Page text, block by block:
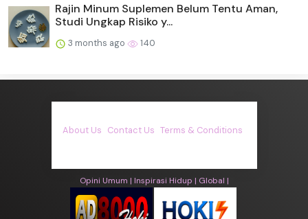
Rajin Minum Suplemen Belum Tentu Aman,
Studi Ungkap Risiko y...
3 months ago 140
About Us Contact Us Terms & Conditions
Opini Umum | Inspirasi Hidup | Global |